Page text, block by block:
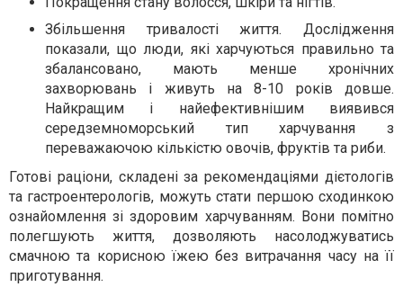
Збільшення тривалості життя. Дослідження
показали, що люди, які харчуються правильно та
збалансовано, мають менше хронічних
захворювань і живуть на 8-10 років довше.
Найкращим і найефективнішим виявився
середземноморський тип харчування з
переважаючою кількістю овочів, фруктів та риби.
Готові раціони, складені за рекомендаціями дієтологів
та гастроентерологів, можуть стати першою сходинкою
ознайомлення зі здоровим харчуванням. Вони помітно
полегшують життя, дозволяють насолоджуватись
смачною та корисною їжею без витрачання часу на її
приготування.